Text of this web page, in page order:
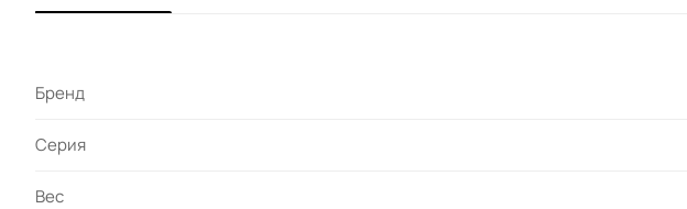
Бренд
Серия
Вес